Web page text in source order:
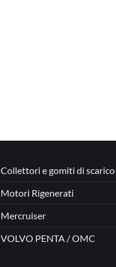
Collettori e gomiti di scarico
Motori Rigenerati
Mercruiser
VOLVO PENTA / OMC